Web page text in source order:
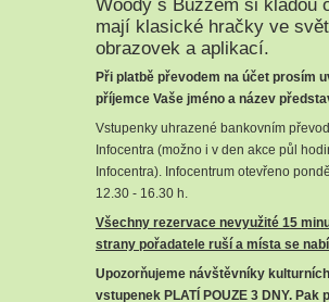
Woody s Buzzem si kladou
mají klasické hračky ve
obrazovek a aplikací.
Při platbě převodem na účet prosím
příjemce Vaše jméno a název
Vstupenky uhrazené bankovním
Infocentra (možno i v den akce půl
Infocentra). Infocentrum otevřeno
12.30 - 16.30 h.
Všechny rezervace nevyužité 15
strany pořadatele ruší a místa se
Upozorňujeme návštěvníky
vstupenek PLATÍ POUZE 3 DNY. Pak